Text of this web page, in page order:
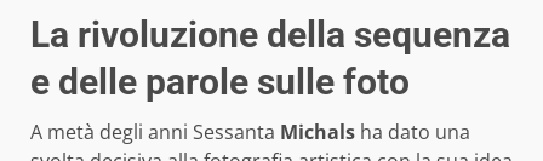
La rivoluzione della sequenza
e delle parole sulle foto
A metà degli anni Sessanta Michals ha dato una